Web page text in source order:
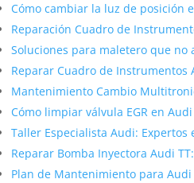
Cómo cambiar la luz de posición
Reparación Cuadro de
Soluciones para maletero que no
Reparar Cuadro de Instrumentos
Mantenimiento Cambio
Cómo limpiar válvula EGR en Audi
Taller Especialista Audi: Expertos
Reparar Bomba Inyectora Audi
Plan de Mantenimiento para Audi